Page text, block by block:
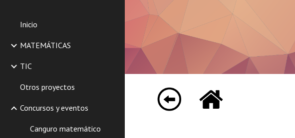
Inicio
MATEMÁTICAS
TIC
Otros proyectos
Concursos y eventos
Canguro matemático